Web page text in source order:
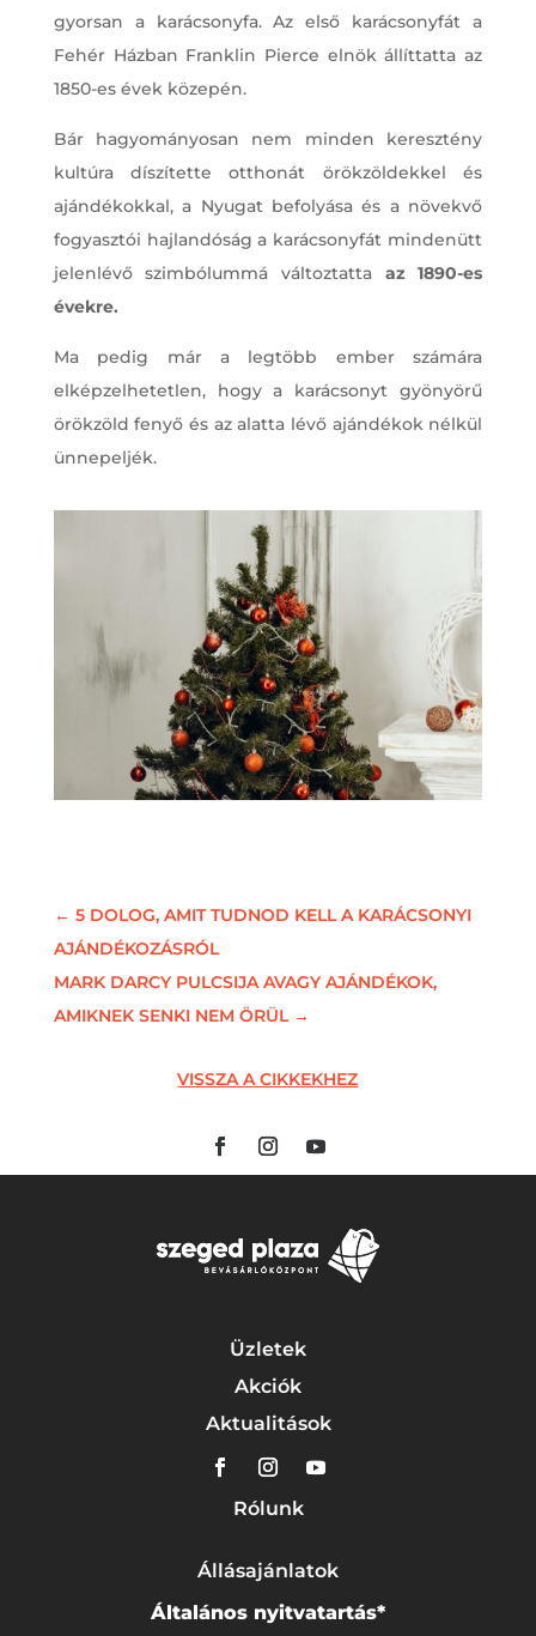
gyorsan a karácsonyfa. Az első karácsonyfát a
Fehér Házban Franklin Pierce elnök állíttatta az
1850-es évek közepén.
Bár hagyományosan nem minden keresztény
kultúra díszítette otthonát örökzöldekkel és
ajándékokkal, a Nyugat befolyása és a növekvő
fogyasztói hajlandóság a karácsonyfát mindenütt
jelenlévő szimbólummá változtatta az 1890-es
évekre.
Ma pedig már a legtöbb ember számára
elképzelhetetlen, hogy a karácsonyt gyönyörű
örökzöld fenyő és az alatta lévő ajándékok nélkül
ünnepeljék.
← 5 DOLOG, AMIT TUDNOD KELL A KARÁCSONYI
AJÁNDÉKOZÁSRÓL
MARK DARCY PULCSIJA AVAGY AJÁNDÉKOK,
AMIKNEK SENKI NEM ÖRÜL→
VISSZA A CIKKEKHEZ
Üzletek
Akciók
Aktualitások
Rólunk
Állásajánlatok
Általános nyitvatartás*